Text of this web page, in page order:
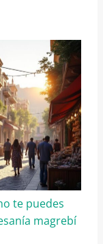
te puedes
magrebí